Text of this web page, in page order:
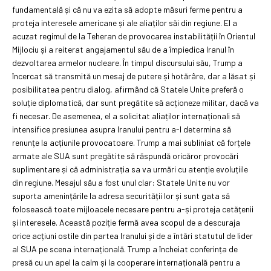
fundamentală și că nu va ezita să adopte măsuri ferme pentru a
proteja interesele americane și ale aliaților săi din regiune. El a
acuzat regimul de la Teheran de provocarea instabilității în Orientul
Mijlociu și a reiterat angajamentul său de a împiedica Iranul în
dezvoltarea armelor nucleare. În timpul discursului său, Trump a
încercat să transmită un mesaj de putere și hotărâre, dar a lăsat și
posibilitatea pentru dialog, afirmând că Statele Unite preferă o
soluție diplomatică, dar sunt pregătite să acționeze militar, dacă va
fi necesar. De asemenea, el a solicitat aliaților internaționali să
intensifice presiunea asupra Iranului pentru a-l determina să
renunțe la acțiunile provocatoare. Trump a mai subliniat că forțele
armate ale SUA sunt pregătite să răspundă oricăror provocări
suplimentare și că administrația sa va urmări cu atenție evoluțiile
din regiune. Mesajul său a fost unul clar: Statele Unite nu vor
suporta amenințările la adresa securității lor și sunt gata să
folosească toate mijloacele necesare pentru a-și proteja cetățenii
și interesele. Această poziție fermă avea scopul de a descuraja
orice acțiuni ostile din partea Iranului și de a întări statutul de lider
al SUA pe scena internațională. Trump a încheiat conferința de
presă cu un apel la calm și la cooperare internațională pentru a